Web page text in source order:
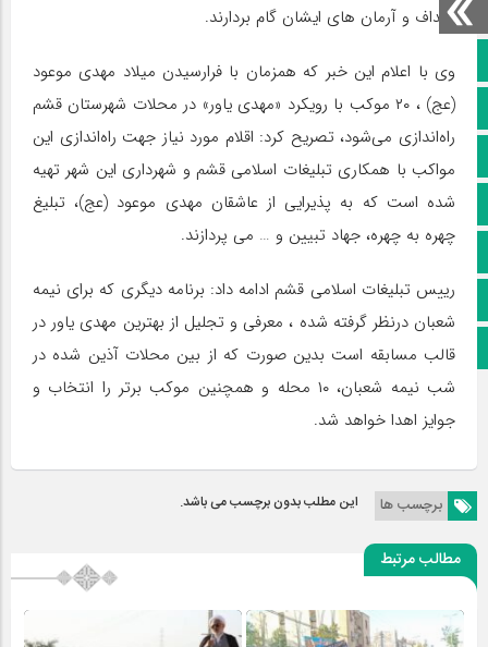
صفحه نخست
کانال سروش
آپارات
اینستاگرام
پخش زنده
اپلیکیشن بیرق
اهداف و آرمان های ایشان گام بردارند.
وی با اعلام این خبر که همزمان با فرارسیدن میلاد مهدی موعود
(عج) ، ۲۰ موکب با رویکرد «مهدی یاور» در محلات شهرستان قشم
راه‌اندازی می‌شود، تصریح کرد: اقلام مورد نیاز جهت راه‌اندازی این
مواکب با همکاری تبلیغات اسلامی قشم و شهرداری این شهر تهیه
شده است که به پذیرایی از عاشقان مهدی موعود (عج)، تبلیغ
چهره به چهره، جهاد تبیین و … می پردازند.
رییس تبلیغات اسلامی قشم ادامه داد: برنامه دیگری که برای نیمه
شعبان درنظر گرفته شده ، معرفی و تجلیل از بهترین مهدی یاور در
قالب مسابقه است بدین صورت که از بین محلات آذین شده در
شب نیمه شعبان، ۱۰ محله و همچنین موکب برتر را انتخاب و
جوایز اهدا خواهد شد.
برچسب ها این مطلب بدون برچسب می باشد.
مطالب مرتبط